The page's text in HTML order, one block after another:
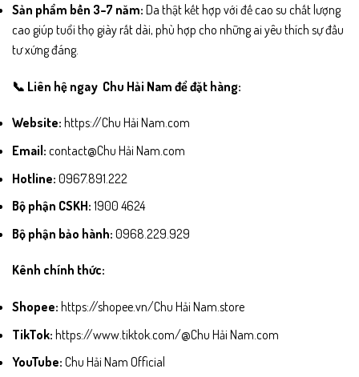
Sản phẩm bền 3–7 năm: Da thật kết hợp với đế cao su chất lượng
cao giúp tuổi thọ giày rất dài, phù hợp cho những ai yêu thích sự đầu
tư xứng đáng.
📞 Liên hệ ngay Chu Hải Nam để đặt hàng:
Website: https://Chu Hải Nam.com
Email: contact@Chu Hải Nam.com
Hotline: 0967.891.222
Bộ phận CSKH: 1900 4624
Bộ phận bảo hành: 0968.229.929
Kênh chính thức:
Shopee: https://shopee.vn/Chu Hải Nam.store
TikTok: https://www.tiktok.com/@Chu Hải Nam.com
YouTube: Chu Hải Nam Official